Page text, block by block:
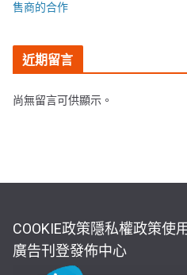
售商的合作
近期留言
尚無留言可供顯示。
COOKIE政策隱私權政策使
廣告刊登發佈中心